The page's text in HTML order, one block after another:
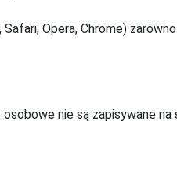
Opera, Chrome)
osobowe nie są zapisywane na